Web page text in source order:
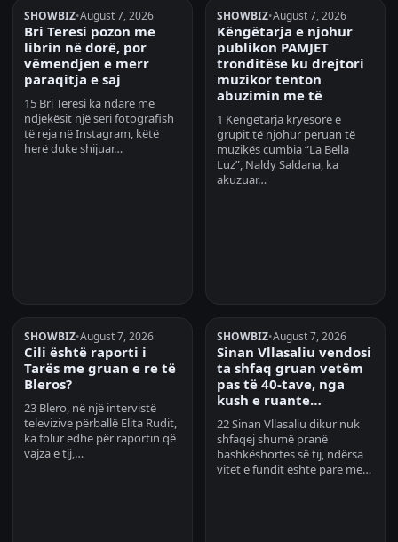
SHOWBIZ•August 7, 2026
Bri Teresi pozon me
librin në dorë, por
vëmendjen e merr
paraqitja e saj
15 Bri Teresi ka ndarë me
ndjekësit një seri fotografish
të reja në Instagram, këtë
herë duke shijuar…
SHOWBIZ•August 7, 2026
Këngëtarja e njohur
publikon PAMJET
tronditëse ku drejtori
muzikor tenton
abuzimin me të
1 Këngëtarja kryesore e
grupit të njohur peruan të
muzikës cumbia “La Bella
Luz”, Naldy Saldana, ka
akuzuar…
SHOWBIZ•August 7, 2026
Cili është raporti i
Tarës me gruan e re të
Bleros?
23 Blero, në një intervistë
televizive përballë Elita Rudit,
ka folur edhe për raportin që
vajza e tij,…
SHOWBIZ•August 7, 2026
Sinan Vllasaliu vendosi
ta shfaq gruan vetëm
pas të 40-tave, nga
kush e ruante…
22 Sinan Vllasaliu dikur nuk
shfaqej shumë pranë
bashkëshortes së tij, ndërsa
vitet e fundit është parë më…